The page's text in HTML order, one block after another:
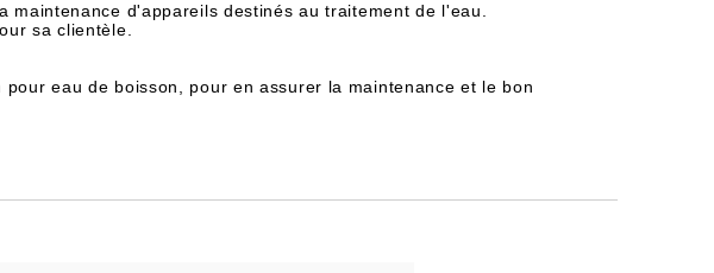
maintenance d'appareils destinés au traitement de l'eau.
sa clientèle.
eau de boisson, pour en assurer la maintenance et le bon